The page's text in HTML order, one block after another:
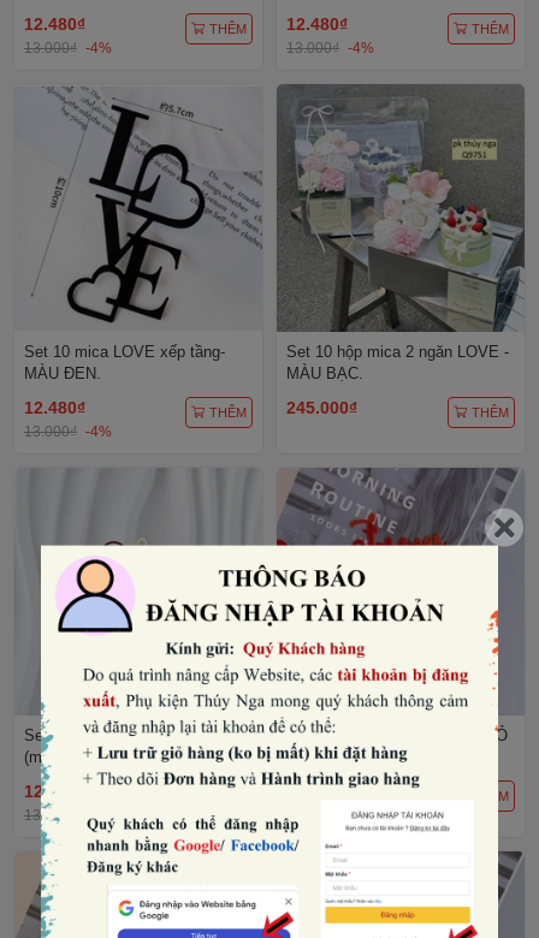
12.480₫
13.000₫ -4%
THÊM 12.480₫
13.000₫ -4%
THÊM
Set 10 mica LOVE xếp tầng-
MÀU ĐEN.
12.480₫
13.000₫ -4%
THÊM
Set 10 hộp mica 2 ngăn LOVE -
MÀU BẠC.
245.000₫ THÊM
Set 10 mica LOVE YOU MORE
(mẫu mới)-VÀNG.
12.480₫
13.000₫ -4%
Set 10 mica Forever LOVE -ĐỎ
12.480₫
13.000₫ -4%
THÊM